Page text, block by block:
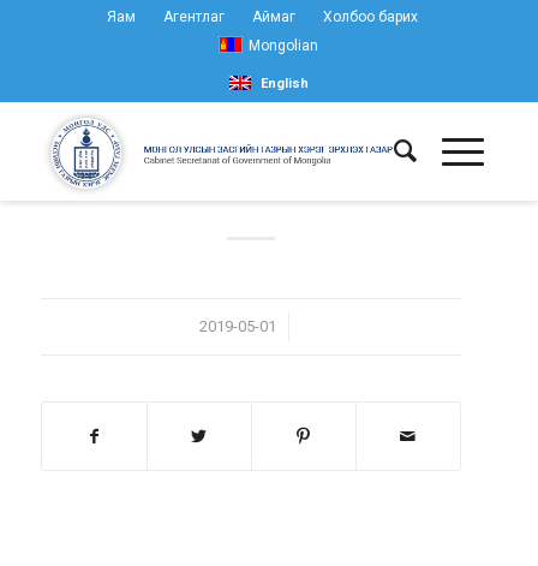
Яам Агентлаг Аймаг
Холбоо барих
Mongolian
English
2019-05-01
/